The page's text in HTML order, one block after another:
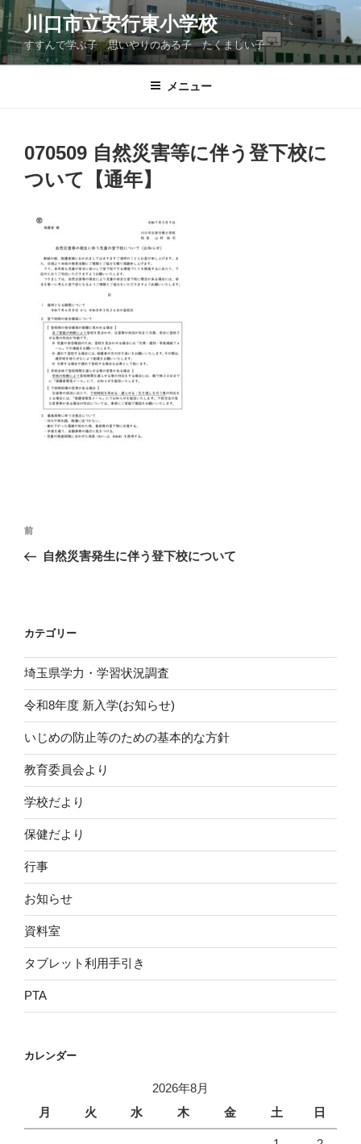
コ
ン
テ
ン
川口市立安行東小学校
すすんで学ぶ子 思いやりのある子 たくましい子
メニュー
070509 自然災害等に伴う登下校に
ついて【通年】
投
ナ
ー
シ
ョ
ン
前
の
前
自然災害発生に伴う登下校について
カテゴリー
埼玉県学力・学習状況調査
令和8年度 新入学(お知らせ)
いじめの防止等のための基本的な方針
教育委員会より
学校だより
保健だより
行事
お知らせ
資料室
タブレット利用手引き
PTA
カレンダー
2026年8月
月
火 水 木 金 土 日